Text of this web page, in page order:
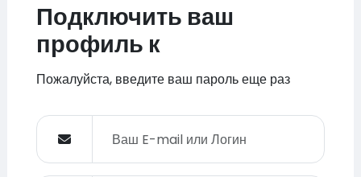
Подключить ваш
профиль к
Пожалуйста, введите ваш пароль еще раз